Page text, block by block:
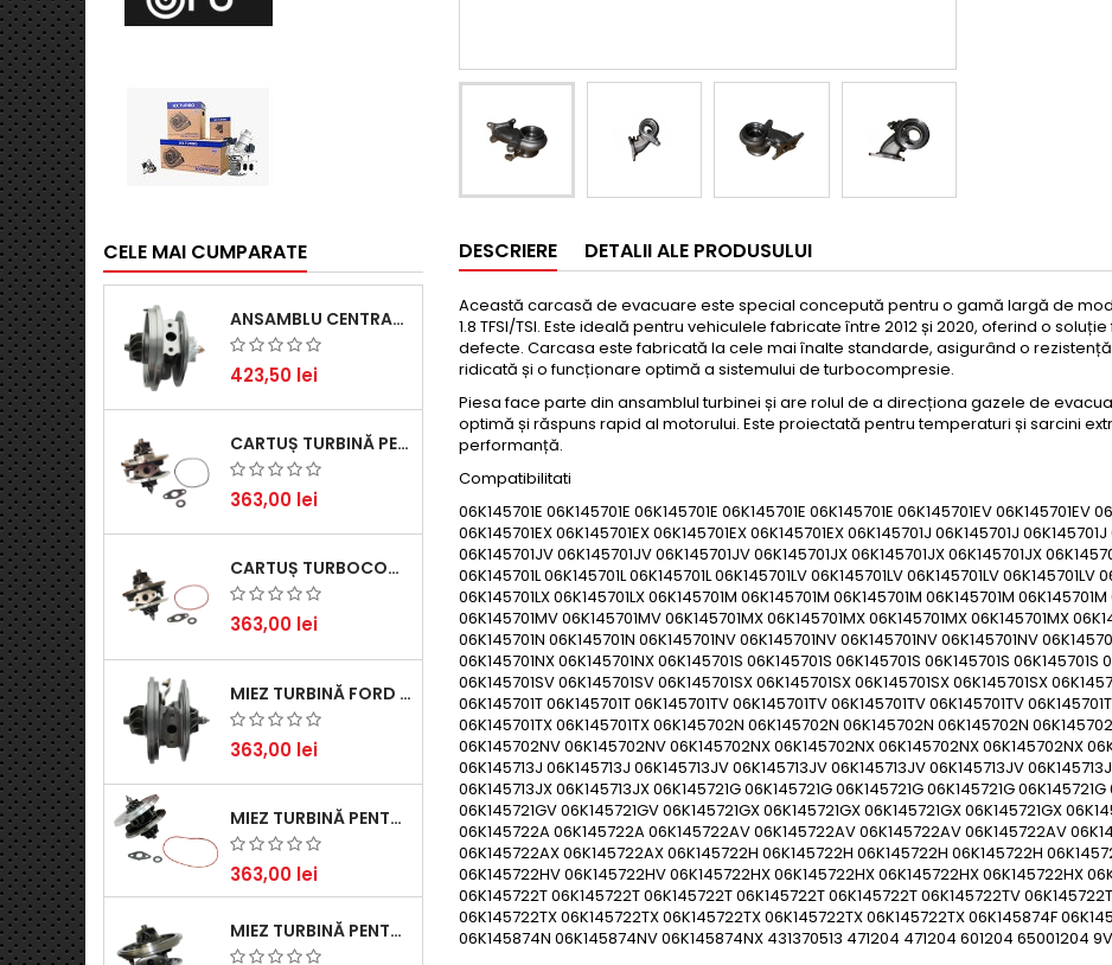
CELE MAI CUMPARATE
ANSAMBLU CENTRAL TURBINĂ PENTRU BMW SERIA 3, SERIA 5 ȘI X3 - PERFORMANȚĂ ȘI FIABILITATE
423,50 lei
CARTUȘ TURBINĂ PENTRU AUDI A4, A6, SKODA SUPERB ȘI VW PASSAT, MOTOR DIESEL 1.9 TDI
363,00 lei
CARTUȘ TURBOCOMPRESOR PENTRU VW, AUDI, SEAT, SKODA - MOTOR DIESEL 2.0 TDI
363,00 lei
MIEZ TURBINĂ FORD TRANSIT 2.2 TDCI (2007-2016)
363,00 lei
MIEZ TURBINĂ PENTRU CITROËN, FORD, MAZDA, MINI, PEUGEOT ȘI VOLVO - MOTORIZĂRI 1.6 HDI ȘI 1.6 D
363,00 lei
MIEZ TURBINĂ PENTRU AUDI, SEAT, SKODA ȘI VOLKSWAGEN - MOTORIZĂRI 2.0 TDI 103KW 140CP
DESCRIERE DETALII ALE PRODUSULUI
Această carcasă de evacuare este special concepută pentru o gamă largă de
1.8 TFSI/TSI. Este ideală pentru vehiculele fabricate între 2012 și 2020, oferind o
defecte. Carcasa este fabricată la cele mai înalte standarde, asigurând o
ridicată și o funcționare optimă a sistemului de turbocompresie.
Piesa face parte din ansamblul turbinei și are rolul de a direcționa gazele de
optimă și răspuns rapid al motorului. Este proiectată pentru temperaturi și sarcini
performanță.
Compatibilitati
06K145701E 06K145701E 06K145701E 06K145701E 06K145701E 06K145701EV 06K145701EV
06K145701EX 06K145701EX 06K145701EX 06K145701EX 06K145701J 06K145701J
06K145701JV 06K145701JV 06K145701JV 06K145701JX 06K145701JX 06K145701JX
06K145701L 06K145701L 06K145701L 06K145701LV 06K145701LV 06K145701LV 06K145701LV
06K145701LX 06K145701LX 06K145701M 06K145701M 06K145701M 06K145701M
06K145701MV 06K145701MV 06K145701MX 06K145701MX 06K145701MX 06K145701MX
06K145701N 06K145701N 06K145701NV 06K145701NV 06K145701NV 06K145701NV
06K145701NX 06K145701NX 06K145701S 06K145701S 06K145701S 06K145701S 06K145701S
06K145701SV 06K145701SV 06K145701SX 06K145701SX 06K145701SX 06K145701SX
06K145701T 06K145701T 06K145701TV 06K145701TV 06K145701TV 06K145701TV
06K145701TX 06K145701TX 06K145702N 06K145702N 06K145702N 06K145702N
06K145702NV 06K145702NV 06K145702NX 06K145702NX 06K145702NX 06K145702NX
06K145713J 06K145713J 06K145713JV 06K145713JV 06K145713JV 06K145713JV
06K145713JX 06K145713JX 06K145721G 06K145721G 06K145721G 06K145721G
06K145721GV 06K145721GV 06K145721GX 06K145721GX 06K145721GX 06K145721GX
06K145722A 06K145722A 06K145722AV 06K145722AV 06K145722AV 06K145722AV
06K145722AX 06K145722AX 06K145722H 06K145722H 06K145722H 06K145722H
06K145722HV 06K145722HV 06K145722HX 06K145722HX 06K145722HX 06K145722HX
06K145722T 06K145722T 06K145722T 06K145722T 06K145722T 06K145722TV
06K145722TX 06K145722TX 06K145722TX 06K145722TX 06K145722TX 06K145874F
06K145874N 06K145874NV 06K145874NX 431370513 471204 471204 601204 65001204